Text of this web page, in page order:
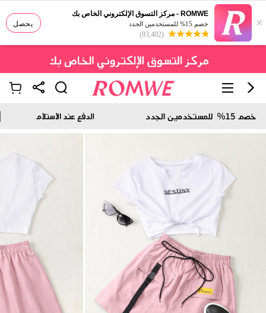
يحصل ×
ROMWE - مركز التسوق الإلكتروني الخاص بك
خصم 15% للمستخدمين الجدد
(93,402)